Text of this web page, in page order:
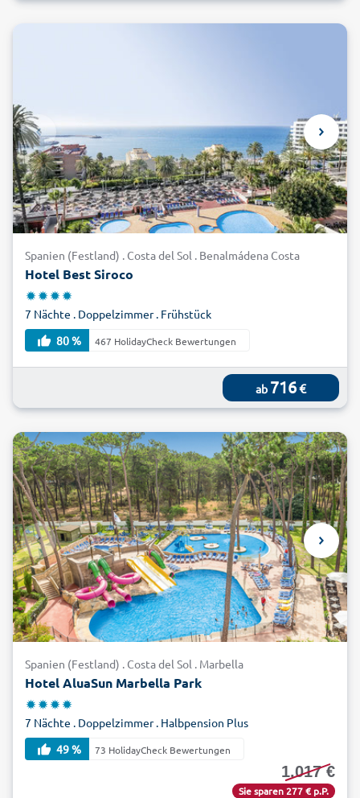
Spanien (Festland) . Costa del Sol . Benalmádena Costa
Hotel Best Siroco
7 Nächte . Doppelzimmer . Frühstück
80 %
467 HolidayCheck Bewertungen
ab 716€
Spanien (Festland) . Costa del Sol . Marbella
Hotel AluaSun Marbella Park
7 Nächte . Doppelzimmer . Halbpension Plus
49 %
73 HolidayCheck Bewertungen
1.017 €
Sie sparen 277 € p.P.